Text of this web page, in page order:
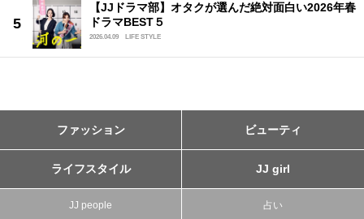
【JJドラマ部】オタクが選んだ絶対面白い2026年春
ドラマBEST５
2026.04.09 LIFE STYLE
ファッション ビューティ
ライフスタイル JJ girl
JJ people 占い